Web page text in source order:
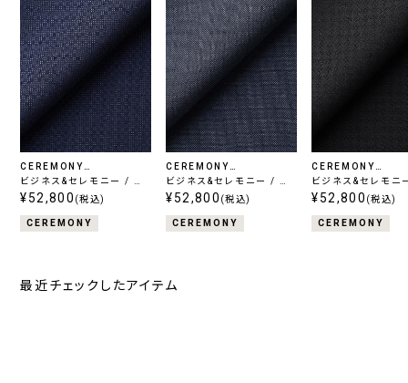
CEREMONY
COLLECTION
ビジネス&セレモニー / ウ
ールシルク
¥52,800 (税込)
CEREMONY
CEREMONY
COLLECTION
ビジネス&セレモニー / ウ
ールシルク
¥52,800 (税込)
CEREMONY
CEREMONY
COLLECTION
ビジネス&セレモニ
ールシルク
¥52,800 (税込)
CEREMONY
最近チェックしたアイテム